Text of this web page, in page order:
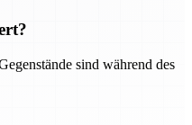
sind während des